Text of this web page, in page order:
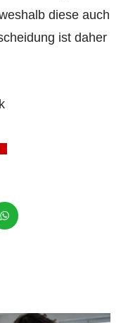
diese auch
ist daher